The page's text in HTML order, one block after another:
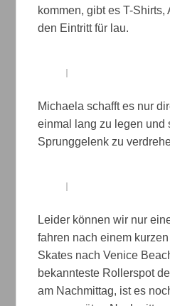
kommen, gibt es T-
den Eintritt für lau.
Michaela schafft es nur
einmal lang zu legen und
Sprunggelenk zu
Leider können wir nur
fahren nach einem
Skates nach Venice
bekannteste Rollerspot
am Nachmittag, ist es